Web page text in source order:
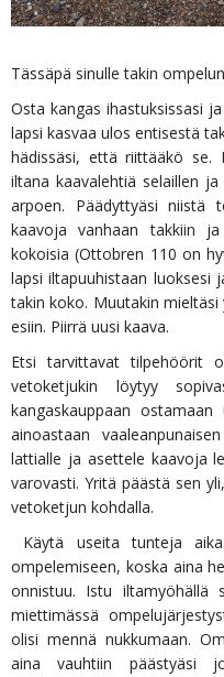
Tässäpä sinulle takin
Osta kangas ihastuksissasi
lapsi kasvaa ulos entisestä
hädissäsi, että riittääkö se.
iltana kaavalehtiä selaillen
arpoen. Päädyttyäsi niistä
kaavoja vanhaan takkiin
kokoisia (Ottobren 110 on
lapsi iltapuuhistaan luoksesi
takin koko. Muutakin
esiin. Piirrä uusi kaava.
Etsi tarvittavat tilpehöörit
vetoketjukin löytyy
kangaskauppaan
ainoastaan
lattialle ja asettele kaavoja
varovasti. Yritä päästä sen
vetoketjun kohdalla.
Käytä useita tunteja
ompelemiseen, koska aina
onnistuu. Istu iltamyöhällä
miettimässä
olisi mennä nukkumaan.
aina vauhtiin päästyäsi